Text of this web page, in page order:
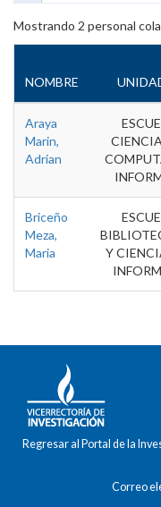
Mostrando 2 personal
NOMBRE
Araya
Marin,
Adrian
Briceño
Meza,
Maria
Y
Regresar al Portal de la
Correo